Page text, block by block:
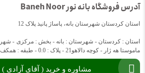
آدرس فروشگاه بانه نور Baneh Noor
استان کردستان شهرستان بانه، پاساژ پانیذ پلاک 12
استان : کردستان - شهرستان : بانه - بخش : مرکزی - شهر :
ماموستا هه ژار - کوچه دالاهو21 - پلاک : 0.0 - طبقه : همکف
مشاوره و خرید ( آقای آزادی ) 09185775023